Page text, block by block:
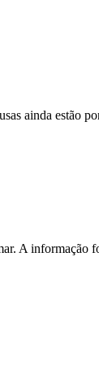
ainda estão
A informação